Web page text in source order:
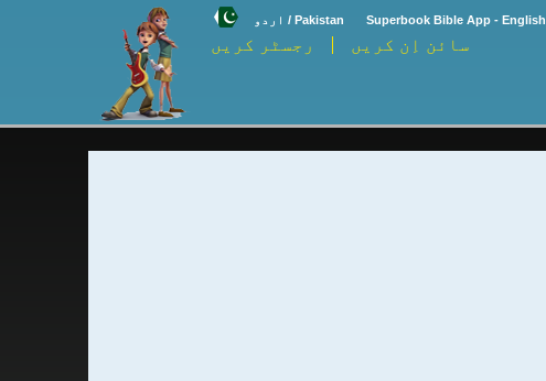
Pakistan / اردو Superbook Bible App - English
سائن اِن کریں رجسٹر کریں